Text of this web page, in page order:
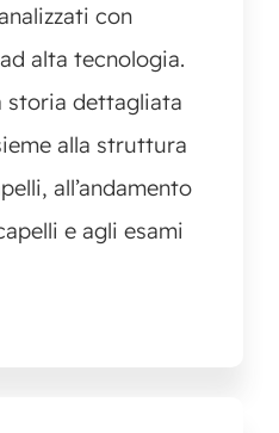
con
alta tecnologia.
storia dettagliata
alla struttura
all’andamento
e agli esami